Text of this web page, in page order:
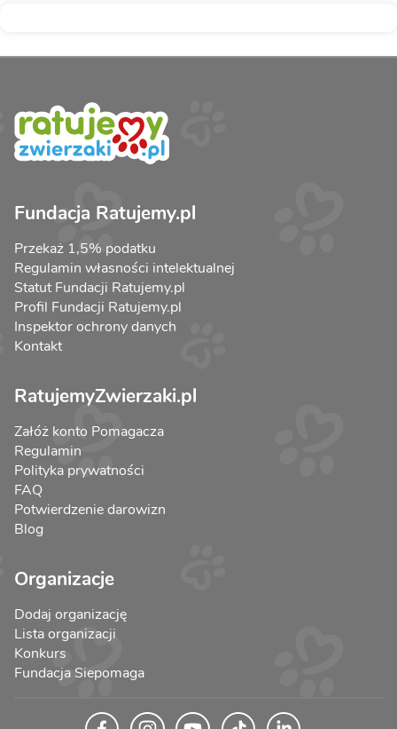
Fundacja Ratujemy.pl
Przekaż 1,5% podatku
Regulamin własności intelektualnej
Statut Fundacji Ratujemy.pl
Profil Fundacji Ratujemy.pl
Inspektor ochrony danych
Kontakt
RatujemyZwierzaki.pl
Załóż konto Pomagacza
Regulamin
Polityka prywatności
FAQ
Potwierdzenie darowizn
Blog
Organizacje
Dodaj organizację
Lista organizacji
Konkurs
Fundacja Siepomaga